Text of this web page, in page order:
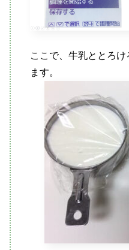
ここで、牛乳ととろ
ます。